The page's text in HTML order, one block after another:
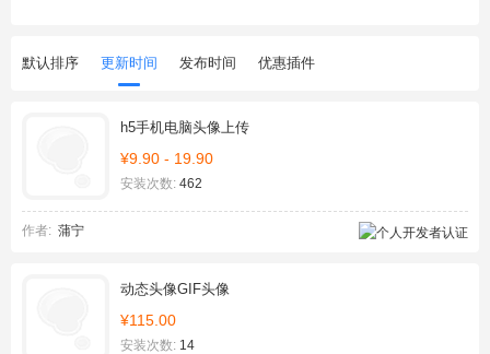
默认排序 更新时间 发布时间 优惠插件
h5手机电脑头像上传
¥9.90 - 19.90
安装次数: 462
作者: 蒲宁
动态头像GIF头像
¥115.00
安装次数: 14